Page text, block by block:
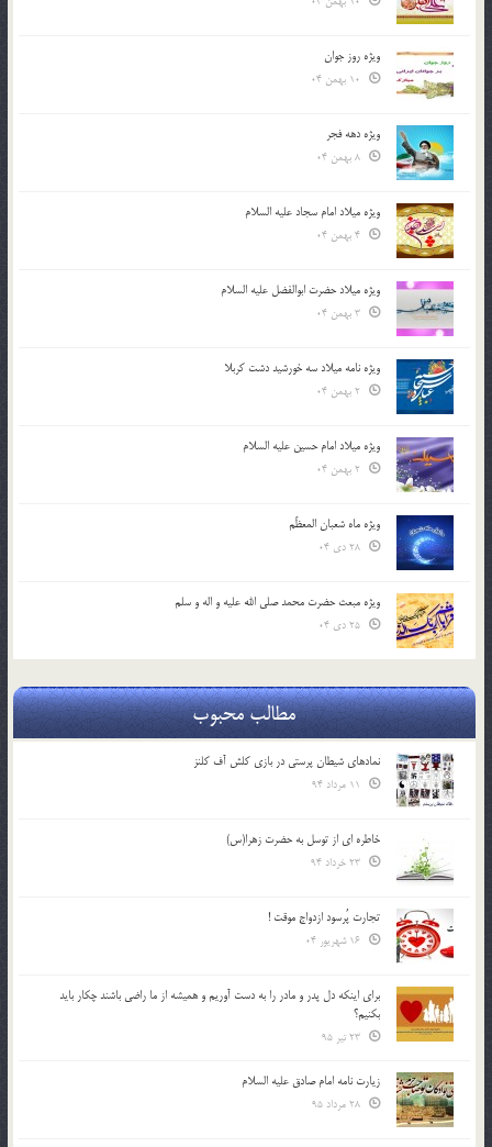
ویژه روز جوان
ویژه دهه فجر
ویژه میلاد امام سجاد علیه السلام
ویژه میلاد حضرت ابوالفضل علیه السلام
ویژه نامه میلاد سه خورشید دشت کربلا
ویژه میلاد امام حسین علیه السلام
ویژه ماه شعبان المعظّم
ویژه مبعث حضرت محمد صلی الله علیه و اله و سلم
مطالب محبوب
نمادهای شیطان پرستی در بازی کلش آف کلنز
خاطره ای از توسل به حضرت زهرا(س)
تجارت پُرسود ازدواج موقت !
براي اينكه دل پدر و مادر را به دست آوريم و هميشه از ما راضي باشند چكار بايد
بكنيم؟
زیارت نامه امام صادق علیه السلام